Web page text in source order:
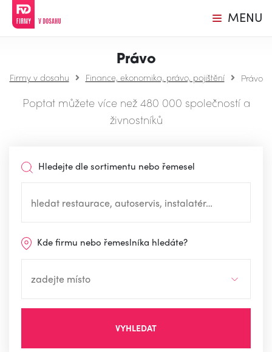
MENU
Právo
Firmy v dosahu Finance, ekonomika, právo, pojištění Právo
Poptat můžete více než 480 000 společností a
živnostníků
Hledejte dle sortimentu nebo řemesel
Kde firmu nebo řemeslníka hledáte?
VYHLEDAT